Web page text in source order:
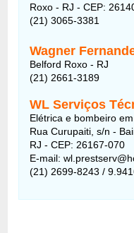
Roxo - RJ - CEP:
(21) 3065-3381
Wagner
Belford Roxo - RJ
(21) 2661-3189
WL Serviços
Elétrica e bombeiro em
Rua Curupaiti, s/n -
RJ - CEP: 26167-070
E-mail:
(21) 2699-8243 /